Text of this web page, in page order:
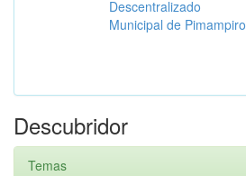
Descentralizado
Municipal de Pimampiro
Descubridor
Temas